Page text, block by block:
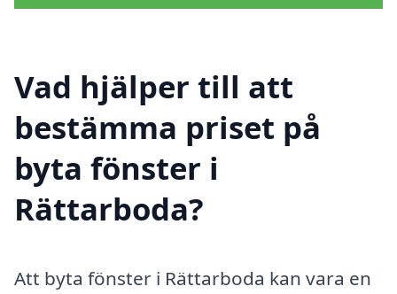
Vad hjälper till att
bestämma priset på
byta fönster i
Rättarboda?
Att byta fönster i Rättarboda kan vara en